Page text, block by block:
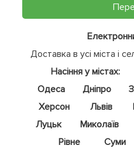
Доставка в усі міста і
Насіння у містах:
Одеса
Дніпро
Херсон
Львів
Луцьк
Миколаїв
Рівне
Суми